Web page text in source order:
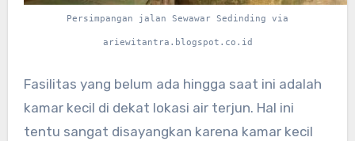
Persimpangan jalan Sewawar Sedinding via
ariewitantra.blogspot.co.id
Fasilitas yang belum ada hingga saat ini adalah
kamar kecil di dekat lokasi air terjun. Hal ini
tentu sangat disayangkan karena kamar kecil